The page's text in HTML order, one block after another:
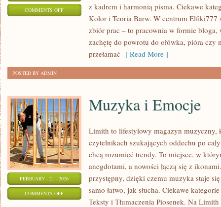
COMMENTS OFFON
INSPIRACJE
ARTYSTYCZNE
z kadrem i harmonią pisma. Ciekawe
Kolor i Teoria Barw. W centrum Elfiki777
zbiór prac – to pracownia w formie
zachętę do powrotu do ołówka, pióra czy
przełamać [ Read More ]
POSTED BY ADMIN
FEBRUARY - 21 - 2026
COMMENTS OFFON
Muzyka i Emocje
Limith to lifestylowy magazyn muzyczny,
czytelnikach szukających oddechu po
chcą rozumieć trendy. To miejsce, w
anegdotami, a nowości łączą się z
przystępny, dzięki czemu muzyka staje
samo łatwo, jak słucha. Ciekawe
Teksty i Tłumaczenia Piosenek. Na